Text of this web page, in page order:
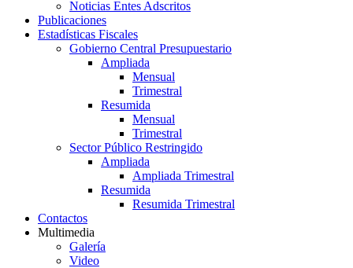
Noticias Entes Adscritos
Publicaciones
Estadísticas Fiscales
Gobierno Central Presupuestario
Ampliada
Mensual
Trimestral
Resumida
Mensual
Trimestral
Sector Público Restringido
Ampliada
Ampliada Trimestral
Resumida
Resumida Trimestral
Contactos
Multimedia
Galería
Video